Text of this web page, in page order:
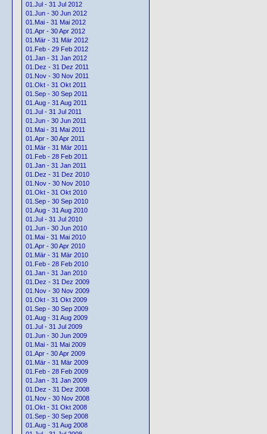
01.Jul - 31 Jul 2012
01.Jun - 30 Jun 2012
01.Mai - 31 Mai 2012
01.Apr - 30 Apr 2012
01.Mär - 31 Mär 2012
01.Feb - 29 Feb 2012
01.Jan - 31 Jan 2012
01.Dez - 31 Dez 2011
01.Nov - 30 Nov 2011
01.Okt - 31 Okt 2011
01.Sep - 30 Sep 2011
01.Aug - 31 Aug 2011
01.Jul - 31 Jul 2011
01.Jun - 30 Jun 2011
01.Mai - 31 Mai 2011
01.Apr - 30 Apr 2011
01.Mär - 31 Mär 2011
01.Feb - 28 Feb 2011
01.Jan - 31 Jan 2011
01.Dez - 31 Dez 2010
01.Nov - 30 Nov 2010
01.Okt - 31 Okt 2010
01.Sep - 30 Sep 2010
01.Aug - 31 Aug 2010
01.Jul - 31 Jul 2010
01.Jun - 30 Jun 2010
01.Mai - 31 Mai 2010
01.Apr - 30 Apr 2010
01.Mär - 31 Mär 2010
01.Feb - 28 Feb 2010
01.Jan - 31 Jan 2010
01.Dez - 31 Dez 2009
01.Nov - 30 Nov 2009
01.Okt - 31 Okt 2009
01.Sep - 30 Sep 2009
01.Aug - 31 Aug 2009
01.Jul - 31 Jul 2009
01.Jun - 30 Jun 2009
01.Mai - 31 Mai 2009
01.Apr - 30 Apr 2009
01.Mär - 31 Mär 2009
01.Feb - 28 Feb 2009
01.Jan - 31 Jan 2009
01.Dez - 31 Dez 2008
01.Nov - 30 Nov 2008
01.Okt - 31 Okt 2008
01.Sep - 30 Sep 2008
01.Aug - 31 Aug 2008